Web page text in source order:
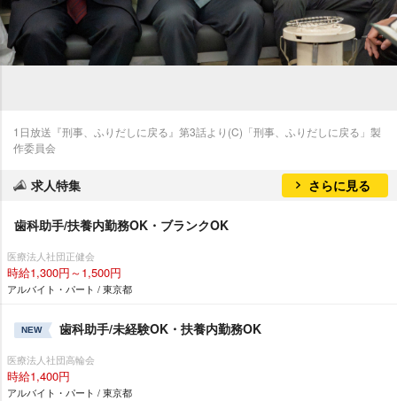
1日放送『刑事、ふりだしに戻る』第3話より(C)「刑事、ふりだしに戻る」製
作委員会
求人特集 さらに見る
歯科助手/扶養内勤務OK・ブランクOK
医療法人社団正健会
時給1,300円～1,500円
アルバイト・パート / 東京都
NEW 歯科助手/未経験OK・扶養内勤務OK
医療法人社団高輪会
時給1,400円
アルバイト・パート / 東京都